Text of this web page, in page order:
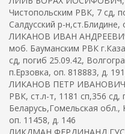
Чистопольским РВК, 7 сд,
Салдусский р-н,ст.Блидине,
ЛИКАНОВ ИВАН
моб. Бауманским РВК
сд, погиб 25.09.42,
п.Ерзовка, оп. 818883, д.
ЛИКАНОВ ПЕТР ИВАНОВИЧ,
РВК, ст.л-т, 1181 сп,356 сд,
Беларусь,Гомельская
оп. 11458, д. 146